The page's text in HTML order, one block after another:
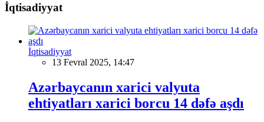
İqtisadiyyat
İqtisadiyyat
13 Fevral 2025, 14:47
Azərbaycanın xarici valyuta
ehtiyatları xarici borcu 14 dəfə aşdı